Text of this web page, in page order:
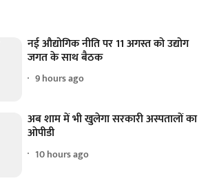
नई औद्योगिक नीति पर 11 अगस्त को उद्योग
जगत के साथ बैठक
9 hours ago
अब शाम में भी खुलेगा सरकारी अस्पतालों का
ओपीडी
10 hours ago